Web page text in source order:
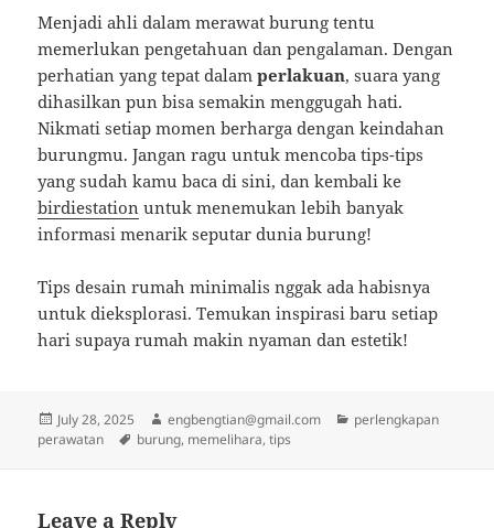
Menjadi ahli dalam merawat burung tentu
memerlukan pengetahuan dan pengalaman. Dengan
perhatian yang tepat dalamperlakuan, suara yang
dihasilkan pun bisa semakin menggugah hati.
Nikmati setiap momen berharga dengan keindahan
burungmu. Jangan ragu untuk mencoba tips-tips
yang sudah kamu baca di sini, dan kembali ke
birdiestation untuk menemukan lebih banyak
informasi menarik seputar dunia burung!
Tips desain rumah minimalis nggak ada habisnya
untuk dieksplorasi. Temukan inspirasi baru setiap
hari supaya rumah makin nyaman dan estetik!
Posted
on
July 28, 2025 Author
engbengtian@gmail.com Categories
perlengkapan
perawatan
Tags
burung, memelihara,tips
Leave a Reply